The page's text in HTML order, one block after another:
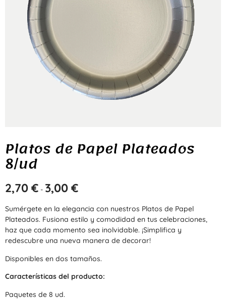
Platos de Papel Plateados
8/ud
2,70 € - 3,00 €
Sumérgete en la elegancia con nuestros Platos de Papel
Plateados. Fusiona estilo y comodidad en tus celebraciones,
haz que cada momento sea inolvidable. ¡Simplifica y
redescubre una nueva manera de decorar!
Disponibles en dos tamaños.
Características del producto:
Paquetes de 8 ud.